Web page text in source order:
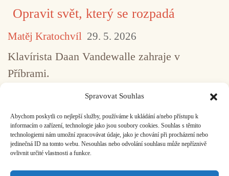
Spravovat Souhlas
Abychom poskytli co nejlepší služby, používáme k ukládání a/nebo přístupu k
informacím o zařízení, technologie jako jsou soubory cookies. Souhlas s těmito
technologiemi nám umožní zpracovávat údaje, jako je chování při procházení nebo
jedinečná ID na tomto webu. Nesouhlas nebo odvolání souhlasu může nepříznivě
ovlivnit určité vlastnosti a funkce.
Opravit svět, který se rozpadá
Matěj Kratochvíl 29. 5. 2026
Klavírista Daan Vandewalle zahraje v
Příbrami.
1 2 3 4 5 ... 517